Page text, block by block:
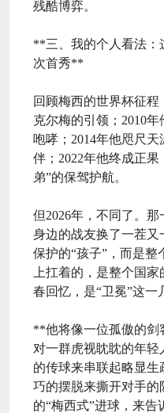
残酷博弈。
**三、我的个人看法：
次首秀**
回顾梅西的世界杯征程
克尔梅的引领；2010
咆哮；2014年他咫尺
伴；2022年他终成正
弟”的保驾护航。
但2026年，不同了。那
身边的战友换了一茬又
保护的“孩子”，而是整
上扛着的，是整个国
春回忆，是“卫冕”这一
**他将像一位孤傲的剑
对一群虎视眈眈的年
的传球来串联起略显生
巧的摆脱来撕开对手的
的“梅西式”进球，来